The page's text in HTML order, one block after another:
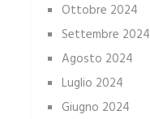
Ottobre 2024
Settembre 2024
Agosto 2024
Luglio 2024
Giugno 2024